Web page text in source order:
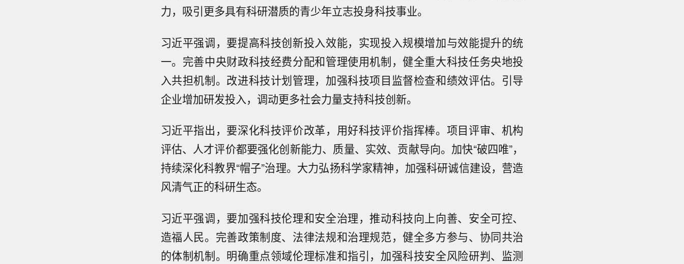
力，吸引更多具有科研潜质的青少年立志投身科技事业。
习近平强调，要提高科技创新投入效能，实现投入规模增加与效能提升的统
一。完善中央财政科技经费分配和管理使用机制，健全重大科技任务央地投
入共担机制。改进科技计划管理，加强科技项目监督检查和绩效评估。引导
企业增加研发投入，调动更多社会力量支持科技创新。
习近平指出，要深化科技评价改革，用好科技评价指挥棒。项目评审、机构
评估、人才评价都要强化创新能力、质量、实效、贡献导向。加快“破四唯”，
持续深化科教界“帽子”治理。大力弘扬科学家精神，加强科研诚信建设，营造
风清气正的科研生态。
习近平强调，要加强科技伦理和安全治理，推动科技向上向善、安全可控、
造福人民。完善政策制度、法律法规和治理规范，健全多方参与、协同共治
的体制机制。明确重点领域伦理标准和指引，加强科技安全风险研判、监测